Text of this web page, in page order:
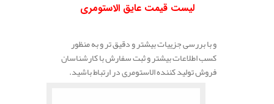
لیست قیمت عایق الاستومری
و با بررسی جزییات بیشتر و دقیق تر و به منظور
کسب اطلاعات بیشتر و ثبت سفارش با کارشناسان
فروش تولید کننده الاستومری در ارتباط باشید.